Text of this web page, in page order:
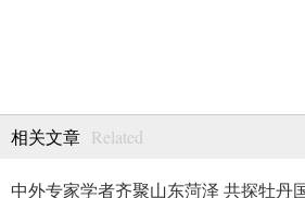
相关文章 Related
中外专家学者齐聚山东菏泽 共探牡丹